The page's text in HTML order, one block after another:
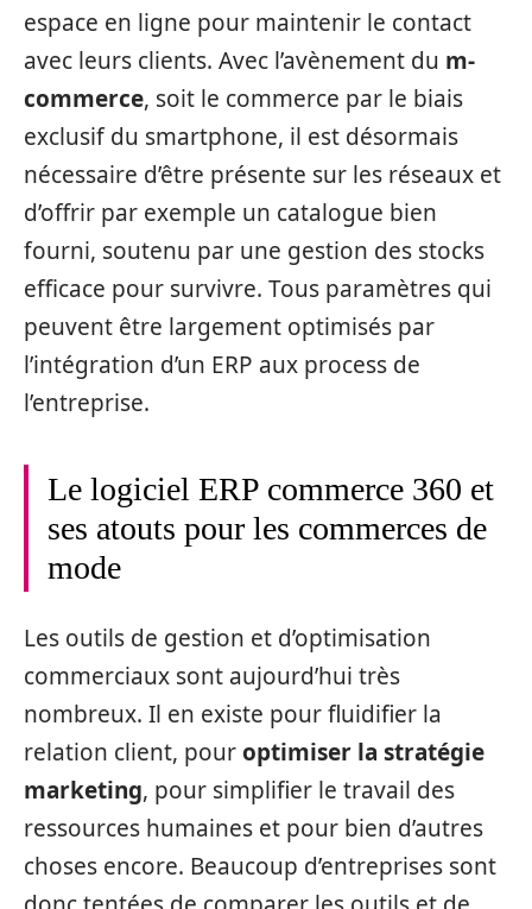
espace en ligne pour maintenir le contact
avec leurs clients. Avec l’avènement du m-
commerce, soit le commerce par le biais
exclusif du smartphone, il est désormais
nécessaire d’être présente sur les réseaux et
d’offrir par exemple un catalogue bien
fourni, soutenu par une gestion des stocks
efficace pour survivre. Tous paramètres qui
peuvent être largement optimisés par
l’intégration d’un ERP aux process de
l’entreprise.
Le logiciel ERP commerce 360 et
ses atouts pour les commerces de
mode
Les outils de gestion et d’optimisation
commerciaux sont aujourd’hui très
nombreux. Il en existe pour fluidifier la
relation client, pouroptimiser la stratégie
marketing, pour simplifier le travail des
ressources humaines et pour bien d’autres
choses encore. Beaucoup d’entreprises sont